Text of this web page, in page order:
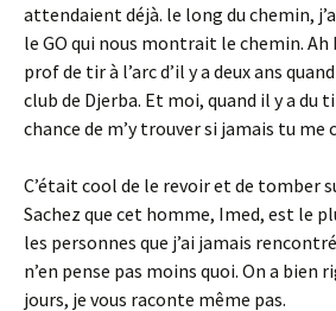
attendaient déjà. le long du chemin,
le GO qui nous montrait le chemin. Ah
prof de tir à l’arc d’il y a deux ans
club de Djerba. Et moi, quand il y a du
chance de m’y trouver si jamais tu me
C’était cool de le revoir et de tomber
Sachez que cet homme, Imed, est le
les personnes que j’ai jamais
n’en pense pas moins quoi. On a bien
jours, je vous raconte même pas.